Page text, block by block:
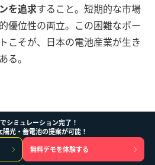
を追求すること。短期的な市場
優位性の両立。この困難なポー
こそが、日本の電池産業が生き
る。
ー貯蔵技術の特性比較（20
でシミュレーション完了！
光・蓄電池の提案が可能！
無料デモを体験する